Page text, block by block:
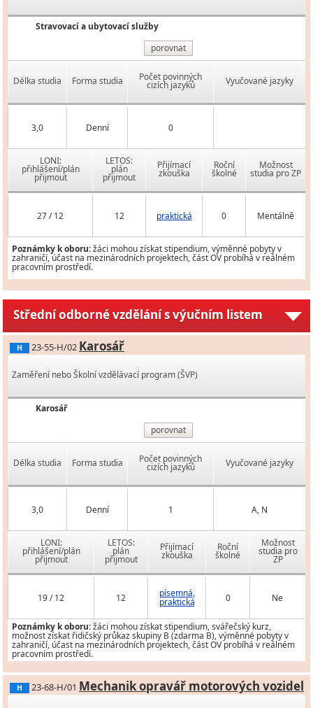
Stravovací a ubytovací služby
porovnat
Délka studia Forma studia Počet povinných
cizích jazyků Vyučované jazyky
3,0 Denní 0
LONI:
přihlášení/plán
přijmout
LETOS:
plán
přijmout
Přijímací
zkouška
Roční
školné
Možnost
studia pro ZP
27 / 12 12 praktická 0 Mentálně
Poznámky k oboru:žáci mohou získat stipendium, výměnné pobyty v
zahraničí, účast na mezinárodních projektech, část OV probíhá v reálném
pracovním prostředí.
Střední odborné vzdělání s výučním listem
H 23-55-H/02 Karosář
Zaměření nebo Školní vzdělávací program (ŠVP)
Karosář
porovnat
Délka studia Forma studia Počet povinných
cizích jazyků Vyučované jazyky
3,0 Denní 1 A, N
LONI:
přihlášení/plán
přijmout
LETOS:
plán
přijmout
Přijímací
zkouška
Roční
školné
Možnost
studia pro
ZP
19 / 12 12 písemná,
praktická 0 Ne
Poznámky k oboru:žáci mohou získat stipendium, svářečský kurz,
možnost získat řidičský průkaz skupiny B (zdarma B), výměnné pobyty v
zahraničí, účast na mezinárodních projektech, část OV probíhá v reálném
pracovním prostředí.
H 23-68-H/01 Mechanik opravář motorových vozidel